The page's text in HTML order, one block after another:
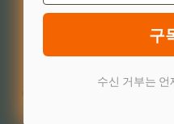
구
수신 거부는